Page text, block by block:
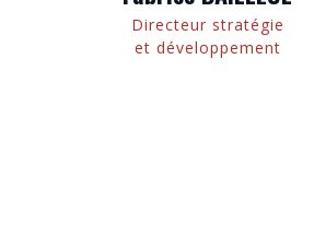
Directeur stratégie
et développement